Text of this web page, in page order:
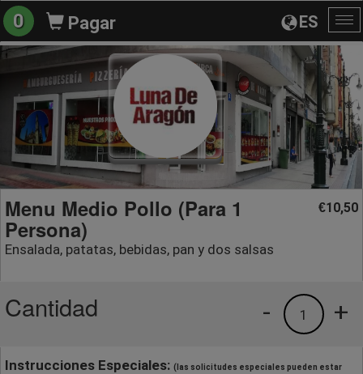
ES
0 Pagar
Menu Medio Pollo (Para 1
Persona)
Ensalada, patatas, bebidas, pan y dos salsas
€10,50
Cantidad +
1
-
Instrucciones Especiales: (las solicitudes especiales pueden estar